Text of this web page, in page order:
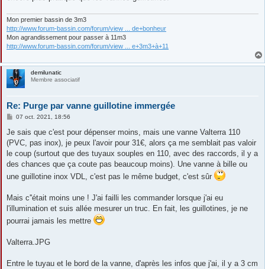
Mon premier bassin de 3m3
http://www.forum-bassin.com/forum/view ... de+bonheur
Mon agrandissement pour passer à 11m3
http://www.forum-bassin.com/forum/view ... e+3m3+à+11
demilunatic
Membre associatif
Re: Purge par vanne guillotine immergée
M
s
a
g
07 oct. 2021, 18:56
Je sais que c'est pour dépenser moins, mais une vanne Valterra 110
(PVC, pas inox), je peux l'avoir pour 31€, alors ça me semblait pas valoir
le coup (surtout que des tuyaux souples en 110, avec des raccords, il y a
des chances que ça coute pas beaucoup moins). Une vanne à bille ou
une guillotine inox VDL, c'est pas le même budget, c'est sûr
Mais c''était moins une ! J'ai failli les commander lorsque j'ai eu
l'illumination et suis allée mesurer un truc. En fait, les guillotines, je ne
pourrai jamais les mettre
Valterra.JPG
Entre le tuyau et le bord de la vanne, d'après les infos que j'ai, il y a 3 cm